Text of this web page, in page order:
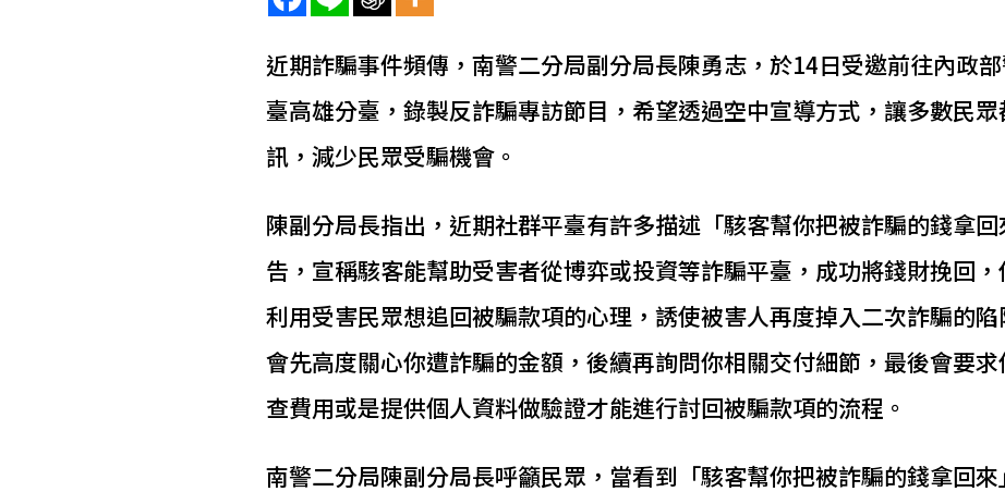
近期詐騙事件頻傳，南警二分局副分局長陳勇志，於14日受邀前往內政
臺高雄分臺，錄製反詐騙專訪節目，希望透過空中宣導方式，讓多數民
訊，減少民眾受騙機會。
陳副分局長指出，近期社群平臺有許多描述「駭客幫你把被詐騙的錢拿
告，宣稱駭客能幫助受害者從博弈或投資等詐騙平臺，成功將錢財挽回
利用受害民眾想追回被騙款項的心理，誘使被害人再度掉入二次詐騙的
會先高度關心你遭詐騙的金額，後續再詢問你相關交付細節，最後會要
查費用或是提供個人資料做驗證才能進行討回被騙款項的流程。
南警二分局陳副分局長呼籲民眾，當看到「駭客幫你把被詐騙的錢拿回